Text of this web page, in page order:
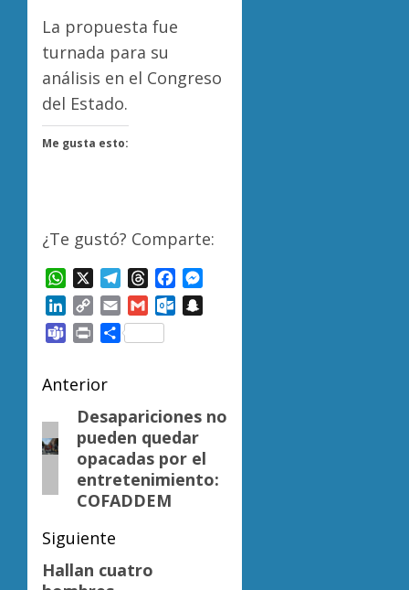
La propuesta fue
turnada para su
análisis en el Congreso
del Estado.
Me gusta esto:
¿Te gustó? Comparte:
WhatsAppTelegram
ThreadsFacebook
LinkedIn
Copy
Link
Email GmailOutlook.com
TeamsPrintCompartir
Navegación
de
entradas
Anterior
Entrada
anterior:
Desapariciones no
pueden quedar
opacadas por el
entretenimiento:
COFADDEM
Siguiente
Siguiente
Hallan cuatro